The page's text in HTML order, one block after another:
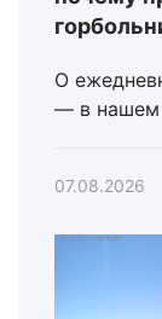
О
— в нашем
07.08.2026